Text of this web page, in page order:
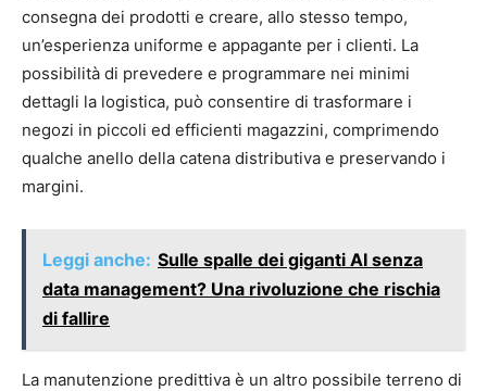
consegna dei prodotti e creare, allo stesso tempo,
un’esperienza uniforme e appagante per i clienti. La
possibilità di prevedere e programmare nei minimi
dettagli la logistica, può consentire di trasformare i
negozi in piccoli ed efficienti magazzini, comprimendo
qualche anello della catena distributiva e preservando i
margini.
Leggi anche: Sulle spalle dei giganti AI senza
data management? Una rivoluzione che rischia
di fallire
La manutenzione predittiva è un altro possibile terreno di